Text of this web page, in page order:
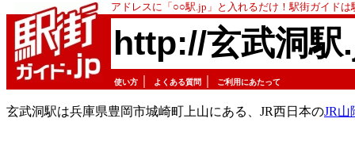
アドレスに「○○駅.jp」と入れるだけ！駅街ガイド
http://玄武洞駅
使い方 よくある質問 ご利用にあたって
玄武洞駅は兵庫県豊岡市城崎町上山にある、JR西日本のJR山